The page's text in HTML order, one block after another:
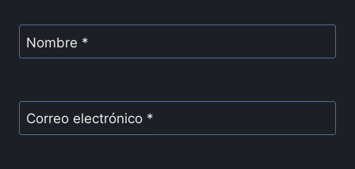
Nombre *
Correo electrónico *